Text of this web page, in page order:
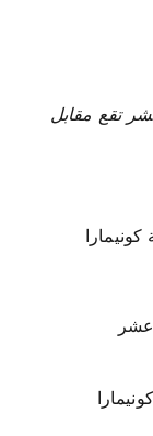
تقع مقابل